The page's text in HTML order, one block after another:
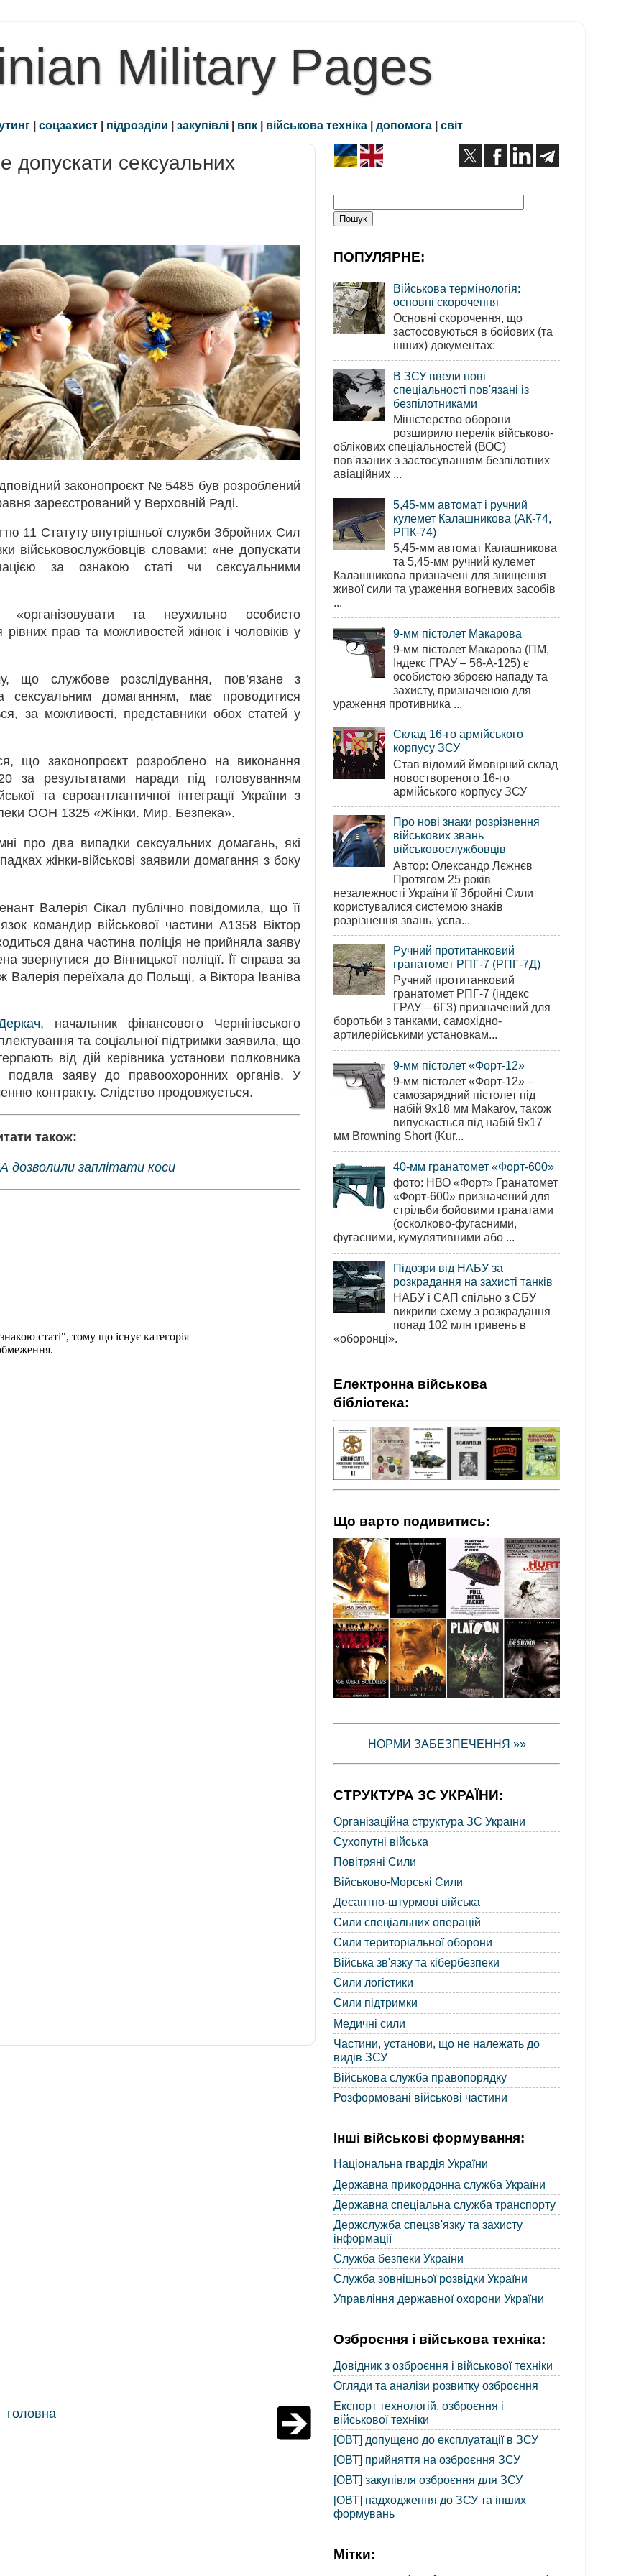
Military Pages
| соцзахист | підрозділи | закупівлі | впк | військова техніка | допомога | світ
допускати сексуальних
законопроєкт № 5485 був розроблений
зареєстрований у Верховній Раді.
11 Статуту внутрішньої служби Збройних Сил
військовослужбовців словами: «не допускати
за ознакою статі чи сексуальними
«організовувати та неухильно особисто
прав та можливостей жінок і чоловіків у
що службове розслідування, пов’язане з
сексуальним домаганням, має проводитися
за можливості, представники обох статей у
що законопроєкт розроблено на виконання
за результатами наради під головуванням
та євроантлантичної інтеграції України з
ООН 1325 «Жінки. Мир. Безпека».
про два випадки сексуальних домагань, які
жінки-військові заявили домагання з боку
Валерія Сікал публічно повідомила, що її
командир військової частини А1358 Віктор
дана частина поліція не прийняла заяву
до Вінницької поліції. Її справа за
переїхала до Польщі, а Віктора Іваніва
, начальник фінансового Чернігівського
та соціальної підтримки заявила, що
від дій керівника установи полковника
заяву до правоохоронних органів. У
контракту. Слідство продовжується.
також:
дозволили заплітати коси
головна
ПОПУЛЯРНЕ:
Військова термінологія:
основні скорочення
Основні скорочення, що
застосовуються в бойових (та
інших) документах:
В ЗСУ ввели нові
спеціальності пов'язані із
безпілотниками
Міністерство оборони
розширило перелік військово-
облікових спеціальностей (ВОС)
пов'язаних з застосуванням безпілотних
авіаційних ...
5,45-мм автомат і ручний
кулемет Калашникова (АК-74,
РПК-74)
5,45-мм автомат Калашникова
та 5,45-мм ручний кулемет
Калашникова призначені для знищення
живої сили та ураження вогневих засобів
...
9-мм пістолет Макарова
9-мм пістолет Макарова (ПМ,
Індекс ГРАУ – 56-А-125) є
особистою зброєю нападу та
захисту, призначеною для
ураження противника ...
Склад 16-го армійського
корпусу ЗСУ
Став відомий ймовірний склад
новоствореного 16-го
армійського корпусу ЗСУ
Про нові знаки розрізнення
військових звань
військовослужбовців
Автор: Олександр Лєжнєв
Протягом 25 років
незалежності України її Збройні Сили
користувалися системою знаків
розрізнення звань, успа...
Ручний протитанковий
гранатомет РПГ-7 (РПГ-7Д)
Ручний протитанковий
гранатомет РПГ-7 (індекс
ГРАУ – 6Г3) призначений для
боротьби з танками, самохідно-
артилерійськими установкам...
9-мм пістолет «Форт-12»
9-мм пістолет «Форт-12» –
самозарядний пістолет під
набій 9х18 мм Makarov, також
випускається під набій 9х17
мм Browning Short (Kur...
40-мм гранатомет «Форт-600»
фото: НВО «Форт» Гранатомет
«Форт-600» призначений для
стрільби бойовими гранатами
(осколково-фугасними,
фугасними, кумулятивними або ...
Підозри від НАБУ за
розкрадання на захисті танків
НАБУ і САП спільно з СБУ
викрили схему з розкрадання
понад 102 млн гривень в
«оборонці».
Електронна військова
бібліотека:
Що варто подивитись:
НОРМИ ЗАБЕЗПЕЧЕННЯ »»
СТРУКТУРА ЗС УКРАЇНИ:
Організаційна структура ЗС України
Сухопутні війська
Повітряні Сили
Військово-Морські Сили
Десантно-штурмові війська
Сили спеціальних операцій
Сили територіальної оборони
Війська зв'язку та кібербезпеки
Сили логістики
Сили підтримки
Медичні сили
Частини, установи, що не належать до
видів ЗСУ
Військова служба правопорядку
Розформовані військові частини
Інші військові формування:
Національна гвардія України
Державна прикордонна служба України
Державна спеціальна служба транспорту
Держслужба спецзв'язку та захисту
інформації
Служба безпеки України
Служба зовнішньої розвідки України
Управління державної охорони України
Озброєння і військова техніка:
Довідник з озброєння і військової техніки
Огляди та аналізи розвитку озброєння
Експорт технологій, озброєння і
військової техніки
[ОВТ] допущено до експлуатації в ЗСУ
[ОВТ] прийняття на озброєння ЗСУ
[ОВТ] закупівля озброєння для ЗСУ
[ОВТ] надходження до ЗСУ та інших
формувань
Мітки: